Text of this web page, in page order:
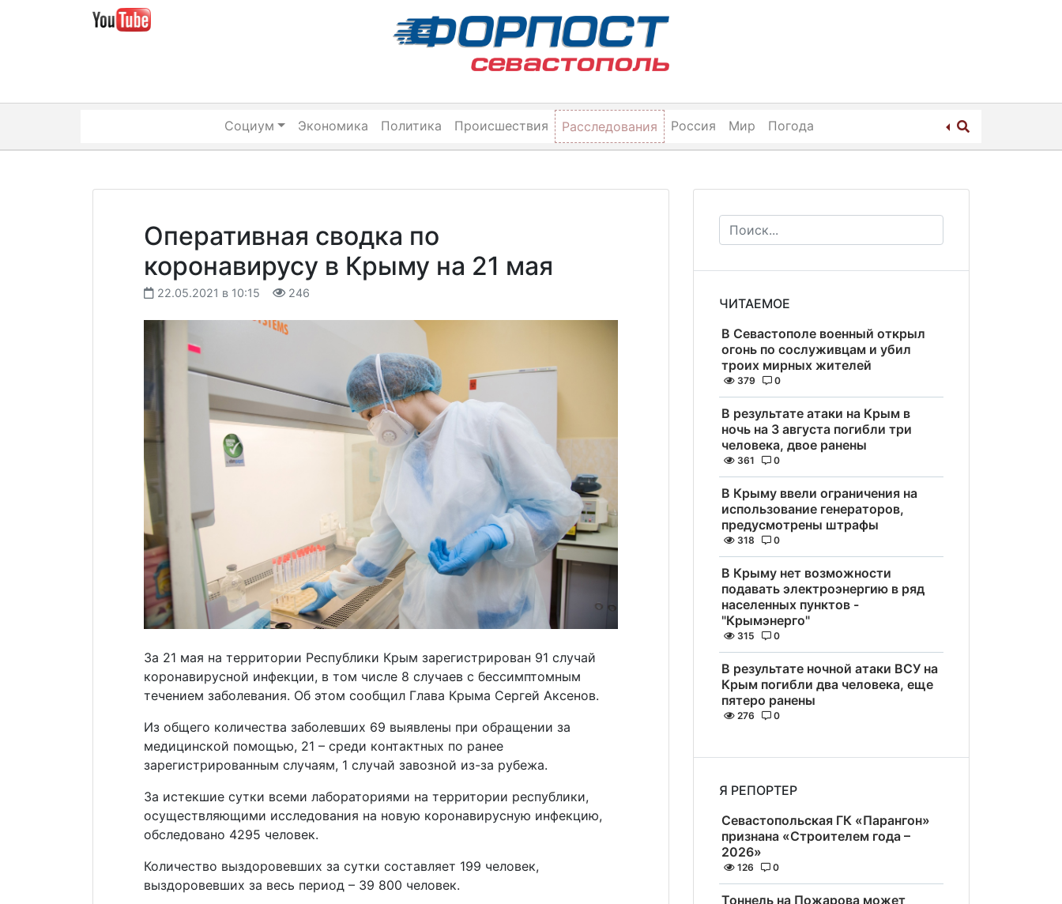
Социум Экономика Политика Происшествия Расследования Россия Мир Погода
Оперативная сводка по
коронавирусу в Крыму на 21 мая
22.05.2021 в 10:15 246
За 21 мая на территории Республики Крым зарегистрирован 91 случай
коронавирусной инфекции, в том числе 8 случаев с бессимптомным
течением заболевания. Об этом сообщил Глава Крыма Сергей Аксенов.
Из общего количества заболевших 69 выявлены при обращении за
медицинской помощью, 21 – среди контактных по ранее
зарегистрированным случаям, 1 случай завозной из-за рубежа.
За истекшие сутки всеми лабораториями на территории республики,
осуществляющими исследования на новую коронавирусную инфекцию,
обследовано 4295 человек.
Количество выздоровевших за сутки составляет 199 человек,
выздоровевших за весь период – 39 800 человек.
ЧИТАЕМОЕ
В Севастополе военный открыл
огонь по сослуживцам и убил
троих мирных жителей
379 0
В результате атаки на Крым в
ночь на 3 августа погибли три
человека, двое ранены
361 0
В Крыму ввели ограничения на
использование генераторов,
предусмотрены штрафы
318 0
В Крыму нет возможности
подавать электроэнергию в ряд
населенных пунктов -
"Крымэнерго"
315 0
В результате ночной атаки ВСУ на
Крым погибли два человека, еще
пятеро ранены
276 0
Я РЕПОРТЕР
Севастопольская ГК «Парангон»
признана «Строителем года –
2026»
126 0
Тоннель на Пожарова может